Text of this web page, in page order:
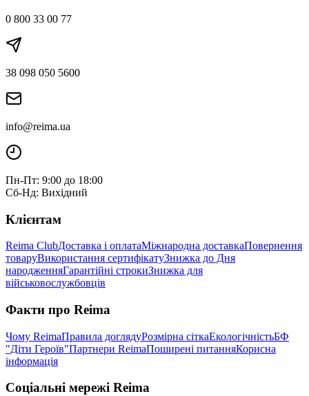
0 800 33 00 77
38 098 050 5600
info@reima.ua
Пн-Пт: 9:00 до 18:00
Сб-Нд: Вихідний
Клієнтам
Reima ClubДоставка і оплатаМіжнародна доставкаПовернення
товаруВикористання сертифікатуЗнижка до Дня
народженняГарантійні строкиЗнижка для
військовослужбовців
Факти про Reima
Чому ReimaПравила доглядуРозмірна сіткаЕкологічністьБФ
"Діти Героїв"Партнери ReimaПоширені питанняКорисна
інформація
Соціальні мережі Reima